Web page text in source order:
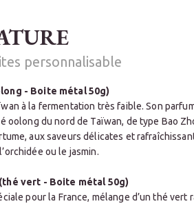
personnalisable
- Boite métal 50g)
à la fermentation très faible. Son
oolong du nord de Taïwan, de type Bao
aux saveurs délicates et
ou le jasmin.
vert - Boite métal 50g)
pour la France, mélange d’un thé vert